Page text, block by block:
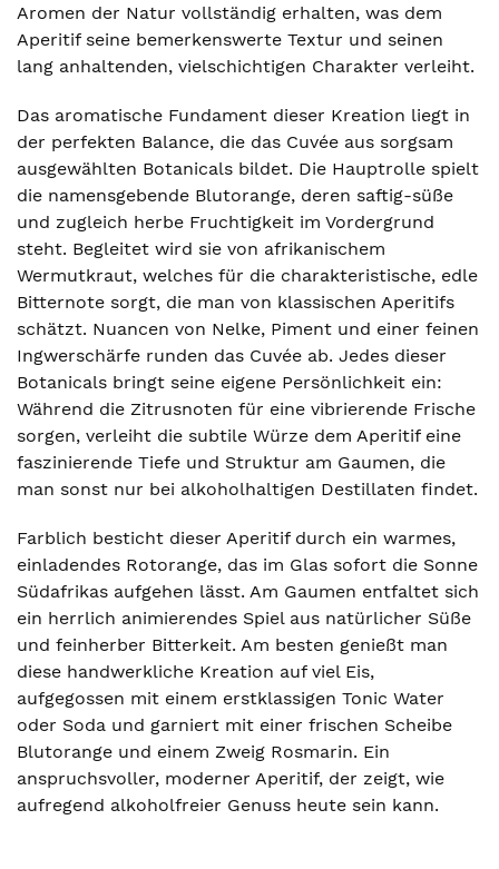
Aromen der Natur vollständig erhalten, was dem
Aperitif seine bemerkenswerte Textur und seinen
lang anhaltenden, vielschichtigen Charakter verleiht.
Das aromatische Fundament dieser Kreation liegt in
der perfekten Balance, die das Cuvée aus sorgsam
ausgewählten Botanicals bildet. Die Hauptrolle spielt
die namensgebende Blutorange, deren saftig-süße
und zugleich herbe Fruchtigkeit im Vordergrund
steht. Begleitet wird sie von afrikanischem
Wermutkraut, welches für die charakteristische, edle
Bitternote sorgt, die man von klassischen Aperitifs
schätzt. Nuancen von Nelke, Piment und einer feinen
Ingwerschärfe runden das Cuvée ab. Jedes dieser
Botanicals bringt seine eigene Persönlichkeit ein:
Während die Zitrusnoten für eine vibrierende Frische
sorgen, verleiht die subtile Würze dem Aperitif eine
faszinierende Tiefe und Struktur am Gaumen, die
man sonst nur bei alkoholhaltigen Destillaten findet.
Farblich besticht dieser Aperitif durch ein warmes,
einladendes Rotorange, das im Glas sofort die Sonne
Südafrikas aufgehen lässt. Am Gaumen entfaltet sich
ein herrlich animierendes Spiel aus natürlicher Süße
und feinherber Bitterkeit. Am besten genießt man
diese handwerkliche Kreation auf viel Eis,
aufgegossen mit einem erstklassigen Tonic Water
oder Soda und garniert mit einer frischen Scheibe
Blutorange und einem Zweig Rosmarin. Ein
anspruchsvoller, moderner Aperitif, der zeigt, wie
aufregend alkoholfreier Genuss heute sein kann.